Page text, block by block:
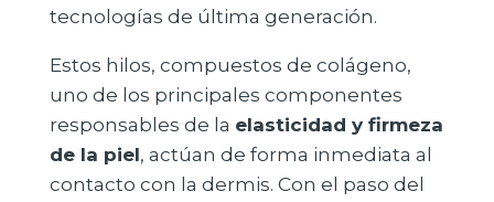
tecnologías de última generación.
Estos hilos, compuestos de colágeno,
uno de los principales componentes
responsables de la elasticidad y firmeza
de la piel, actúan de forma inmediata al
contacto con la dermis. Con el paso del